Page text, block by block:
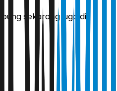
sekarang juga di